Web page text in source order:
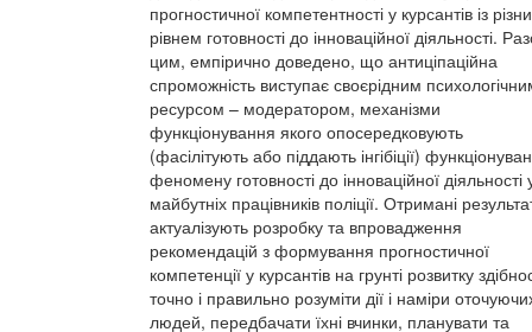
прогностичної компетентності у курсантів із
рівнем готовності до інноваційної діяльності.
цим, емпірично доведено, що антиціпаційна
спроможність виступає своєрідним
ресурсом – модератором, механізми
функціонування якого опосередковують
(фасілітують або піддають інгібіції)
феномену готовності до інноваційної діяльності
майбутніх працівників поліції. Отримані
актуалізують розробку та впровадження
рекомендацій з формування прогностичної
компетенції у курсантів на грунті розвитку
точно і правильно розуміти дії і наміри
людей, передбачати їхні вчинки, планувати та